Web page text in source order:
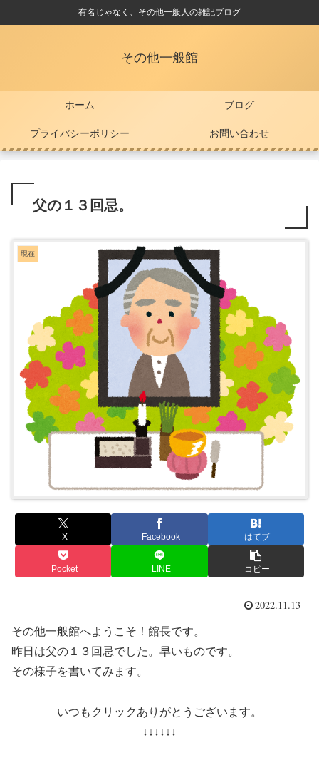
有名じゃなく、その他一般人の雑記ブログ
その他一般館
ホーム ブログ
プライバシーポリシー お問い合わせ
父の１３回忌。
現在
X Facebook はてブ
Pocket LINE コピー
2022.11.13
その他一般館へようこそ！館長です。
昨日は父の１３回忌でした。早いものです。
その様子を書いてみます。
いつもクリックありがとうございます。
↓↓↓↓↓↓